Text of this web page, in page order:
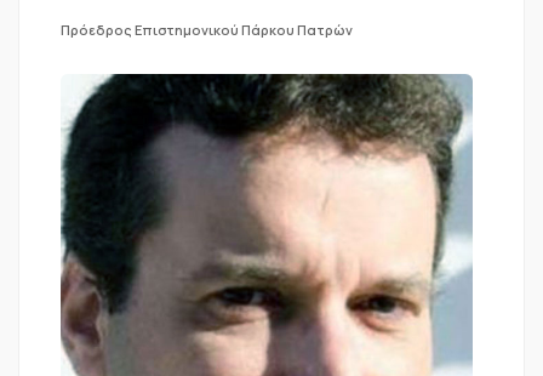
Πρόεδρος Επιστημονικού Πάρκου Πατρών